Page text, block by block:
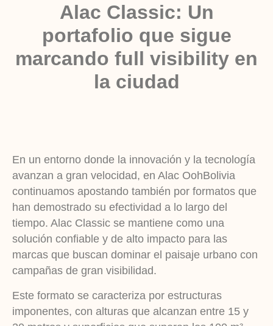
Alac Classic: Un
portafolio que sigue
marcando full visibility en
la ciudad
En un entorno donde la innovación y la tecnología
avanzan a gran velocidad, en Alac OohBolivia
continuamos apostando también por formatos que
han demostrado su efectividad a lo largo del
tiempo. Alac Classic se mantiene como una
solución confiable y de alto impacto para las
marcas que buscan dominar el paisaje urbano con
campañas de gran visibilidad.
Este formato se caracteriza por estructuras
imponentes, con alturas que alcanzan entre 15 y